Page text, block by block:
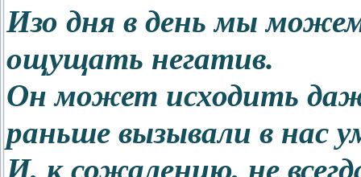
Изо дня в день мы
ощущать негатив.
Он может исходить
раньше вызывали в нас